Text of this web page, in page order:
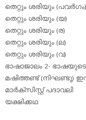
തെറ്റും ശരിയും (പവര്‍ഗം)
തെറ്റും ശരിയും (യ)
തെറ്റും ശരിയും (ര)
തെറ്റും ശരിയും (ല)
തെറ്റും ശരിയും (വ)
ഭാഷാജാലം 2-
മഷിത്തണ്ട് (നിഘണ്ടു)
മാര്‍ക്‌സിസ്റ്റ് പദാവലി
യക്ഷിക്കഥ